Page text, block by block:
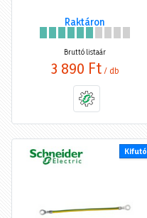
Raktáron
Bruttó listaár
3 890 Ft / db
Kifutó